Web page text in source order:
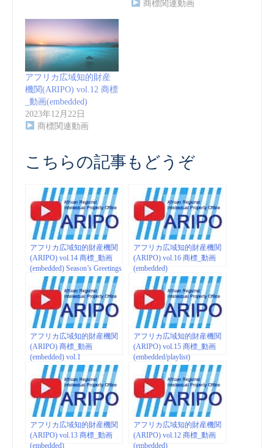
商標関連動画
アフリカ広域知的財産
機関(ARIPO) vol.12 商標
_動画(embedded)
2023年12月22日
商標関連動画
こちらの記事もどうぞ
アフリカ広域知的財産機関
(ARIPO) vol.14 商標_動画
(embedded) Season’s Greetings
アフリカ広域知的財産機関
(ARIPO) vol.16 商標_動画
(embedded)
アフリカ広域知的財産機関
(ARIPO) 商標_動画
(embedded) vol.1
アフリカ広域知的財産機関
(ARIPO) vol.15 商標_動画
(embedded/playlist)
アフリカ広域知的財産機関
(ARIPO) vol.13 商標_動画
(embedded)
アフリカ広域知的財産機関
(ARIPO) vol.12 商標_動画
(embedded)